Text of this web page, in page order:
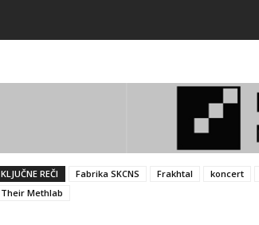
KLJUČNE REČI Fabrika SKCNS Frakhtal koncert
Their Methlab